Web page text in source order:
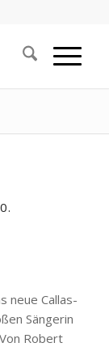
neue Callas-
Sängerin
Robert